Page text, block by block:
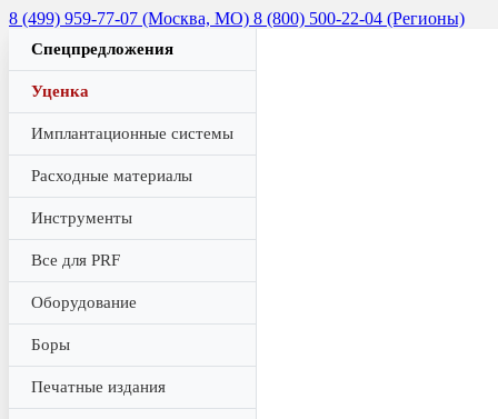
8 (499) 959-77-07 (Москва, МО) 8 (800) 500-22-04 (Регионы)
Спецпредложения
Уценка
Имплантационные системы
Расходные материалы
Инструменты
Все для PRF
Оборудование
Боры
Печатные издания